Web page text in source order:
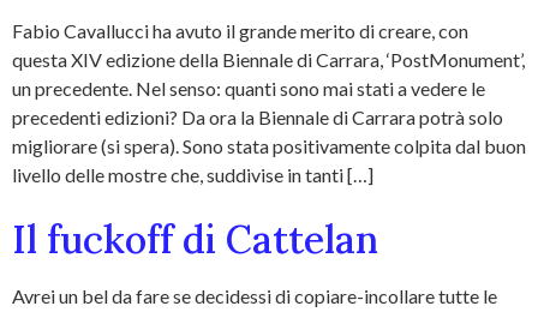
Fabio Cavallucci ha avuto il grande merito di creare, con
questa XIV edizione della Biennale di Carrara, ‘PostMonument’,
un precedente. Nel senso: quanti sono mai stati a vedere le
precedenti edizioni? Da ora la Biennale di Carrara potrà solo
migliorare (si spera). Sono stata positivamente colpita dal buon
livello delle mostre che, suddivise in tanti […]
Il fuckoff di Cattelan
Avrei un bel da fare se decidessi di copiare-incollare tutte le